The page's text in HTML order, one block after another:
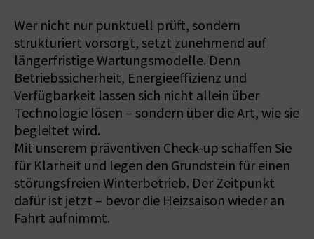
Wer nicht nur punktuell prüft, sondern
strukturiert vorsorgt, setzt zunehmend auf
längerfristige Wartungsmodelle. Denn
Betriebssicherheit, Energieeffizienz und
Verfügbarkeit lassen sich nicht allein über
Technologie lösen – sondern über die Art, wie sie
begleitet wird.
Mit unserem präventiven Check-up schaffen Sie
für Klarheit und legen den Grundstein für einen
störungsfreien Winterbetrieb. Der Zeitpunkt
dafür ist jetzt – bevor die Heizsaison wieder an
Fahrt aufnimmt.